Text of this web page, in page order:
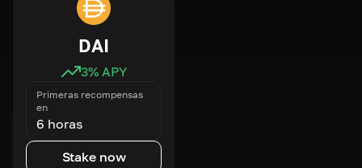
DAI
3% APY
Primeras recompensas
en
6 horas
Stake now